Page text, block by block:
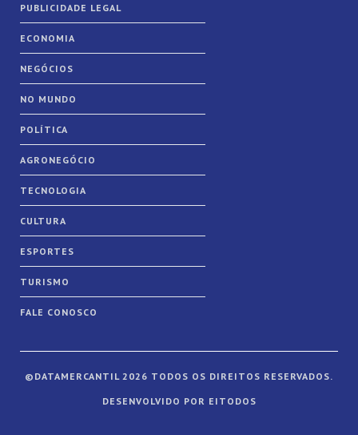
PUBLICIDADE LEGAL
ECONOMIA
NEGÓCIOS
NO MUNDO
POLÍTICA
AGRONEGÓCIO
TECNOLOGIA
CULTURA
ESPORTES
TURISMO
FALE CONOSCO
©DATAMERCANTIL 2026 TODOS OS DIREITOS RESERVADOS.
DESENVOLVIDO POR EITODOS